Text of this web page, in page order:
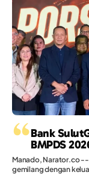
“Bank
BMPDS
Manado, Narator.co --
gemilang dengan